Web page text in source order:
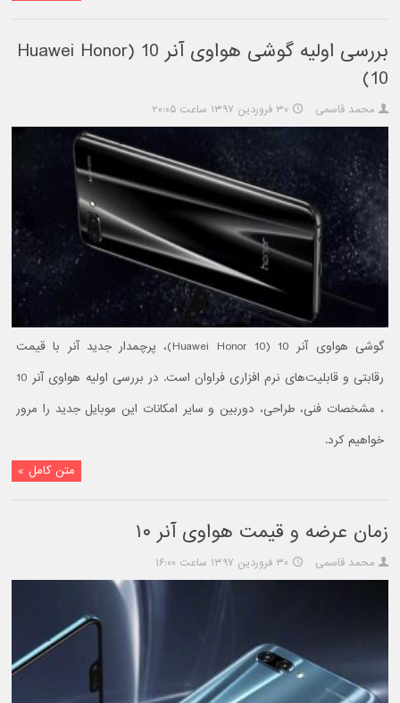
بررسی اولیه گوشی هواوی آنر 10 (Huawei Honor
10)
محمد قاسمی ۳۰ فروردین ۱۳۹۷ ساعت ۲۰:۰۵
گوشی هواوی آنر 10 (Huawei Honor 10)، پرچمدار جدید آنر با قیمت
رقابتی و قابلیت‌های نرم افزاری فراوان است. در بررسی اولیه هواوی آنر 10
، مشخصات فنی، طراحی، دوربین و سایر امکانات این موبایل جدید را مرور
خواهیم کرد.
متن کامل »
زمان عرضه و قیمت هواوی آنر ۱۰
محمد قاسمی ۳۰ فروردین ۱۳۹۷ ساعت ۱۶:۰۰